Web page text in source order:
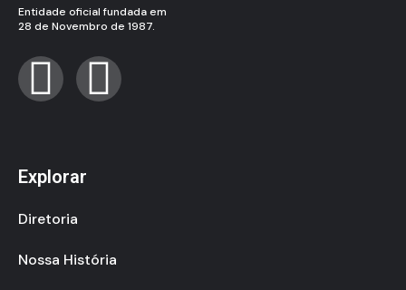
Entidade oficial fundada em
28 de Novembro de 1987.
Explorar
Diretoria
Nossa História